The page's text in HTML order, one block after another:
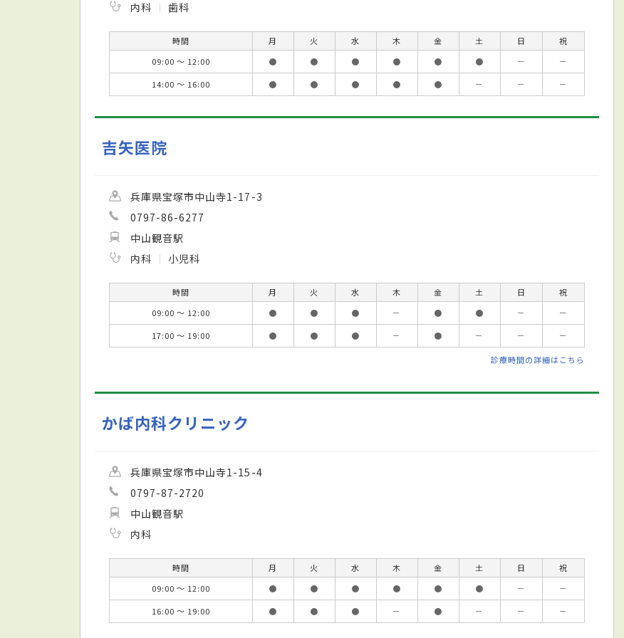
内科
歯科
時間 月 火 水 木 金 土 日
祝
09:00 ～ 12:00
● ● ● ● ● ● －
－
14:00 ～ 16:00
● ● ● ● ● － － －
吉矢医院
兵庫県宝塚市中山寺1-17-3
0797-86-6277
中山観音駅
内科
小児科
時間 月 火 水 木 金 土 日
祝
09:00 ～ 12:00
● ● ● － ● ● －
－
17:00 ～ 19:00
● ● ● － ● － － －
診療時間の詳細はこちら
かば内科クリニック
兵庫県宝塚市中山寺1-15-4
0797-87-2720
中山観音駅
内科
時間 月 火 水 木 金 土 日
祝
09:00 ～ 12:00
● ● ● ● ● ● －
－
16:00 ～ 19:00
● ● ● － ● － － －